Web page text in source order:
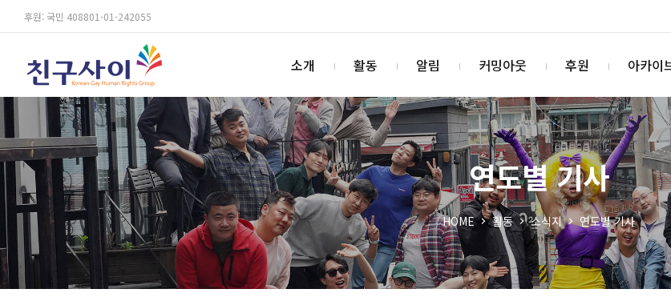
후원: 국민 408801-01-242055
소개 활동 알림 커밍아웃 후원 아카이
연도별 기사
HOME 활동 소식지 연도별 기사